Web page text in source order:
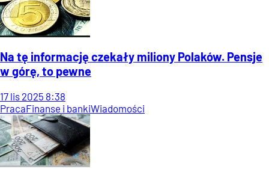
Na tę informację czekały miliony Polaków. Pensje
w górę, to pewne
17 lis 2025 8:38
PracaFinanse i bankiWiadomości